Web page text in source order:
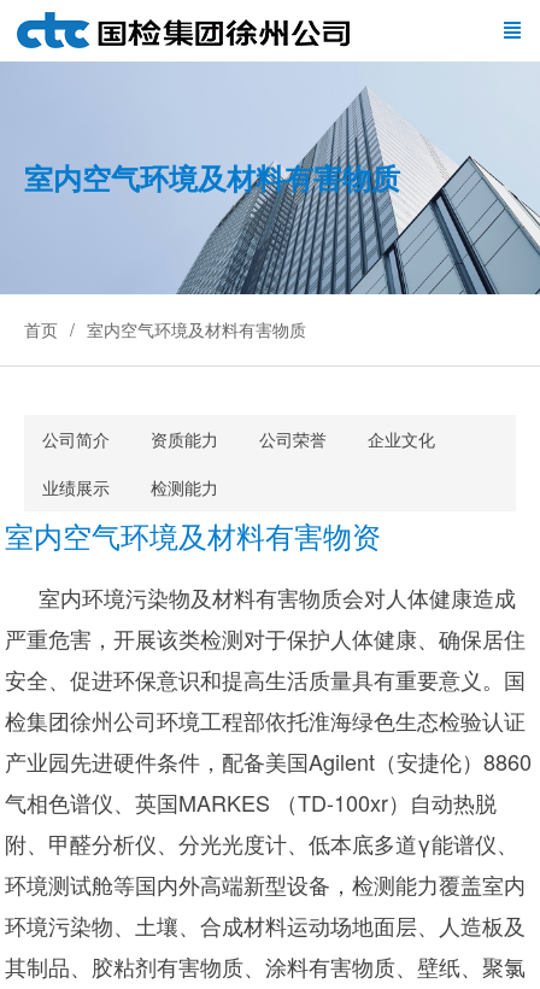
室内空气环境及材料有害物质
首页 室内空气环境及材料有害物质
公司简介 资质能力 公司荣誉
企业文化
业绩展示
检测能力
室内空气环境及材料有害物资
室内环境污染物及材料有害物质会对人体健康造成
严重危害，开展该类检测对于保护人体健康、确保居住
安全、促进环保意识和提高生活质量具有重要意义。国
检集团徐州公司环境工程部依托淮海绿色生态检验认证
产业园先进硬件条件，配备美国Agilent（安捷伦）8860
气相色谱仪、英国MARKES （TD-100xr）自动热脱
附、甲醛分析仪、分光光度计、低本底多道γ能谱仪、
环境测试舱等国内外高端新型设备，检测能力覆盖室内
环境污染物、土壤、合成材料运动场地面层、人造板及
其制品、胶粘剂有害物质、涂料有害物质、壁纸、聚氯